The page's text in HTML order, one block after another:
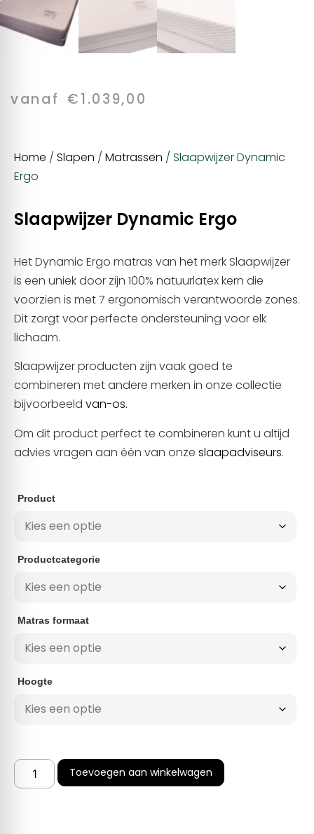
vanaf €1.039,00
Home / Slapen / Matrassen / Slaapwijzer Dynamic
Ergo
Slaapwijzer Dynamic Ergo
Het Dynamic Ergo matras van het merk Slaapwijzer
is een uniek door zijn 100% natuurlatex kern die
voorzien is met 7 ergonomisch verantwoorde zones.
Dit zorgt voor perfecte ondersteuning voor elk
lichaam.
Slaapwijzer producten zijn vaak goed te
combineren met andere merken in onze collectie
bijvoorbeeld van-os.
Om dit product perfect te combineren kunt u altijd
advies vragen aan één van onze slaapadviseurs.
Product
Productcategorie
Matras formaat
Hoogte
Toevoegen aan winkelwagen